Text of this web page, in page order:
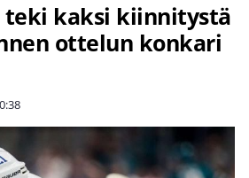
teki kaksi kiinnitystä
ottelun konkari